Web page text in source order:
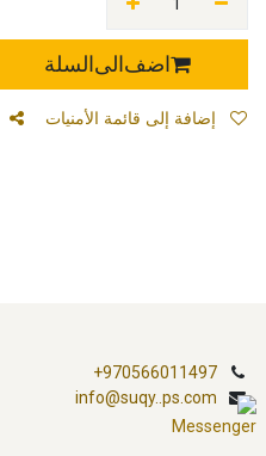
اضف الى السلة
+970566011497
info@suqy..ps.com